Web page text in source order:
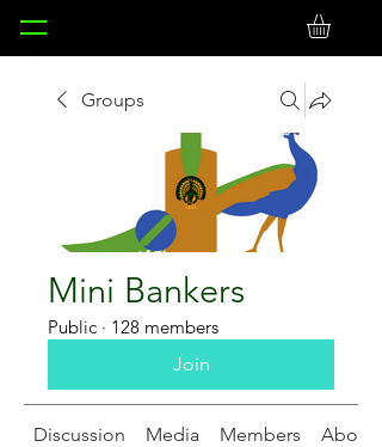
Groups
Mini Bankers
Public · 128 members
Join
Discussion Media Members About